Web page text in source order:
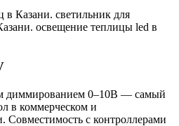
в Казани. светильник для
освещение теплицы led в
диммированием 0–10В — самый
в коммерческом и
с контроллерами